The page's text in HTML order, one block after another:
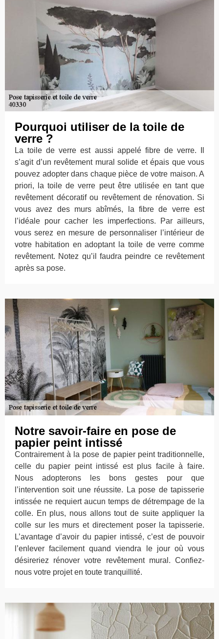
Pourquoi utiliser de la toile de
verre ?
La toile de verre est aussi appelé fibre de verre. Il
s’agit d’un revêtement mural solide et épais que vous
pouvez adopter dans chaque pièce de votre maison. A
priori, la toile de verre peut être utilisée en tant que
revêtement décoratif ou revêtement de rénovation. Si
vous avez des murs abîmés, la fibre de verre est
l’idéale pour cacher les imperfections. Par ailleurs,
vous serez en mesure de personnaliser l’intérieur de
votre habitation en adoptant la toile de verre comme
revêtement. Notez qu’il faudra peindre ce revêtement
après sa pose.
Notre savoir-faire en pose de
papier peint intissé
Contrairement à la pose de papier peint traditionnelle,
celle du papier peint intissé est plus facile à faire.
Nous adopterons les bons gestes pour que
l’intervention soit une réussite. La pose de tapisserie
intissée ne requiert aucun temps de détrempage de la
colle. En plus, nous allons tout de suite appliquer la
colle sur les murs et directement poser la tapisserie.
L’avantage d’avoir du papier intissé, c’est de pouvoir
l’enlever facilement quand viendra le jour où vous
désireriez rénover votre revêtement mural. Confiez-
nous votre projet en toute tranquillité.